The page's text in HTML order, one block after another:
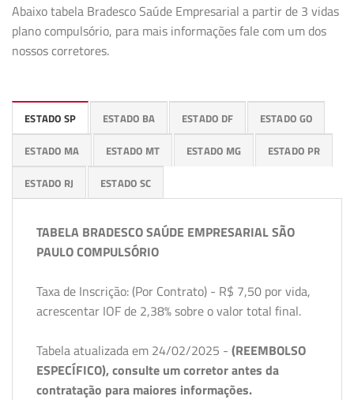
Abaixo tabela Bradesco Saúde Empresarial a partir de 3 vidas
plano compulsório, para mais informações fale com um dos
nossos corretores.
ESTADO SP ESTADO BA ESTADO DF ESTADO GO
ESTADO MA ESTADO MT ESTADO MG ESTADO PR
ESTADO RJ ESTADO SC
TABELA BRADESCO SAÚDE EMPRESARIAL SÃO
PAULO COMPULSÓRIO
Taxa de Inscrição: (Por Contrato) - R$ 7,50 por vida,
acrescentar IOF de 2,38% sobre o valor total final.
Tabela atualizada em 24/02/2025 - (REEMBOLSO
ESPECÍFICO), consulte um corretor antes da
contratação para maiores informações.